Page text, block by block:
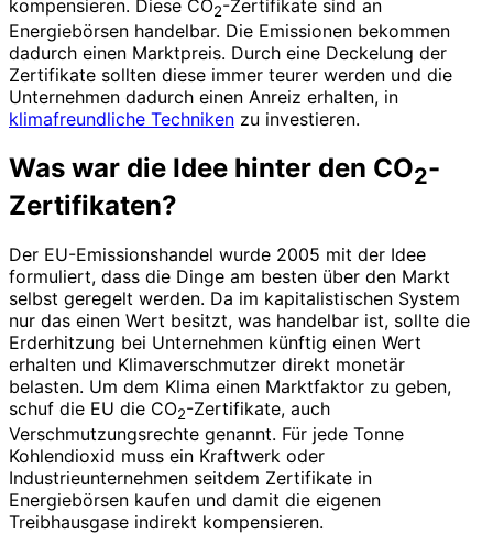
kompensieren. Diese CO2-Zertifikate sind an
Energiebörsen handelbar. Die Emissionen bekommen
dadurch einen Marktpreis. Durch eine Deckelung der
Zertifikate sollten diese immer teurer werden und die
Unternehmen dadurch einen Anreiz erhalten, in
klimafreundliche Techniken zu investieren.
Was war die Idee hinter den CO2-
Zertifikaten?
Der EU-Emissionshandel wurde 2005 mit der Idee
formuliert, dass die Dinge am besten über den Markt
selbst geregelt werden. Da im kapitalistischen System
nur das einen Wert besitzt, was handelbar ist, sollte die
Erderhitzung bei Unternehmen künftig einen Wert
erhalten und Klimaverschmutzer direkt monetär
belasten. Um dem Klima einen Marktfaktor zu geben,
schuf die EU die CO2-Zertifikate, auch
Verschmutzungsrechte genannt. Für jede Tonne
Kohlendioxid muss ein Kraftwerk oder
Industrieunternehmen seitdem Zertifikate in
Energiebörsen kaufen und damit die eigenen
Treibhausgase indirekt kompensieren.